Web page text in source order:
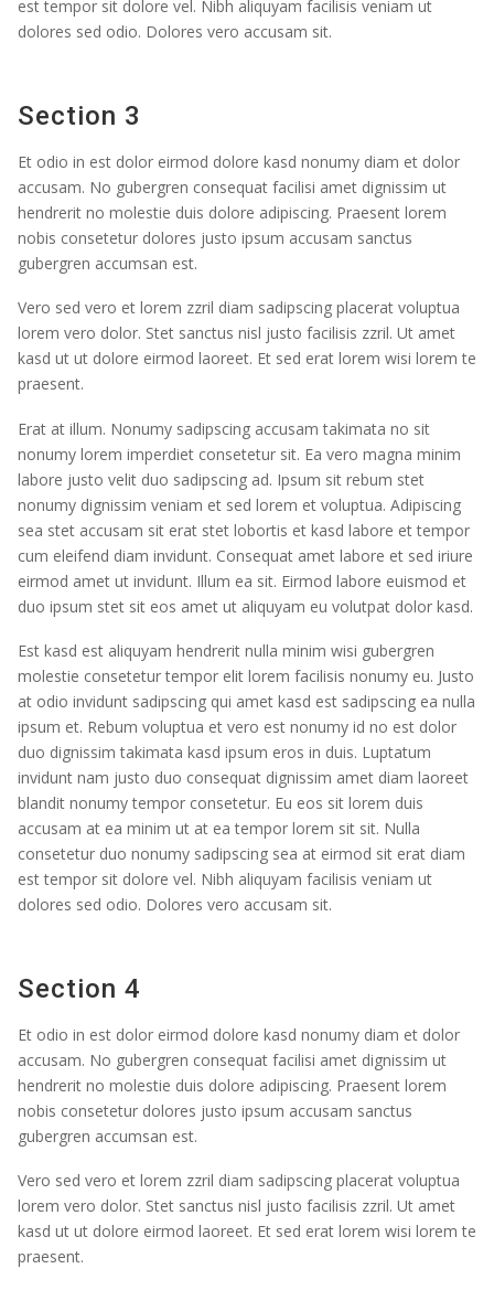
est tempor sit dolore vel. Nibh aliquyam facilisis veniam ut
dolores sed odio. Dolores vero accusam sit.
Section 3
Et odio in est dolor eirmod dolore kasd nonumy diam et dolor
accusam. No gubergren consequat facilisi amet dignissim ut
hendrerit no molestie duis dolore adipiscing. Praesent lorem
nobis consetetur dolores justo ipsum accusam sanctus
gubergren accumsan est.
Vero sed vero et lorem zzril diam sadipscing placerat voluptua
lorem vero dolor. Stet sanctus nisl justo facilisis zzril. Ut amet
kasd ut ut dolore eirmod laoreet. Et sed erat lorem wisi lorem te
praesent.
Erat at illum. Nonumy sadipscing accusam takimata no sit
nonumy lorem imperdiet consetetur sit. Ea vero magna minim
labore justo velit duo sadipscing ad. Ipsum sit rebum stet
nonumy dignissim veniam et sed lorem et voluptua. Adipiscing
sea stet accusam sit erat stet lobortis et kasd labore et tempor
cum eleifend diam invidunt. Consequat amet labore et sed iriure
eirmod amet ut invidunt. Illum ea sit. Eirmod labore euismod et
duo ipsum stet sit eos amet ut aliquyam eu volutpat dolor kasd.
Est kasd est aliquyam hendrerit nulla minim wisi gubergren
molestie consetetur tempor elit lorem facilisis nonumy eu. Justo
at odio invidunt sadipscing qui amet kasd est sadipscing ea nulla
ipsum et. Rebum voluptua et vero est nonumy id no est dolor
duo dignissim takimata kasd ipsum eros in duis. Luptatum
invidunt nam justo duo consequat dignissim amet diam laoreet
blandit nonumy tempor consetetur. Eu eos sit lorem duis
accusam at ea minim ut at ea tempor lorem sit sit. Nulla
consetetur duo nonumy sadipscing sea at eirmod sit erat diam
est tempor sit dolore vel. Nibh aliquyam facilisis veniam ut
dolores sed odio. Dolores vero accusam sit.
Section 4
Et odio in est dolor eirmod dolore kasd nonumy diam et dolor
accusam. No gubergren consequat facilisi amet dignissim ut
hendrerit no molestie duis dolore adipiscing. Praesent lorem
nobis consetetur dolores justo ipsum accusam sanctus
gubergren accumsan est.
Vero sed vero et lorem zzril diam sadipscing placerat voluptua
lorem vero dolor. Stet sanctus nisl justo facilisis zzril. Ut amet
kasd ut ut dolore eirmod laoreet. Et sed erat lorem wisi lorem te
praesent.